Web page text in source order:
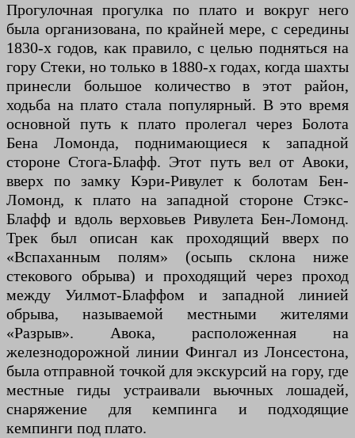
Прогулочная прогулка по плато и вокруг него
была организована, по крайней мере, с середины
1830-х годов, как правило, с целью подняться на
гору Стеки, но только в 1880-х годах, когда шахты
принесли большое количество в этот район,
ходьба на плато стала популярный. В это время
основной путь к плато пролегал через Болота
Бена Ломонда, поднимающиеся к западной
стороне Стога-Блафф. Этот путь вел от Авоки,
вверх по замку Кэри-Ривулет к болотам Бен-
Ломонд, к плато на западной стороне Стэкс-
Блафф и вдоль верховьев Ривулета Бен-Ломонд.
Трек был описан как проходящий вверх по
«Вспаханным полям» (осыпь склона ниже
стекового обрыва) и проходящий через проход
между Уилмот-Блаффом и западной линией
обрыва, называемой местными жителями
«Разрыв». Авока, расположенная на
железнодорожной линии Фингал из Лонсестона,
была отправной точкой для экскурсий на гору, где
местные гиды устраивали вьючных лошадей,
снаряжение для кемпинга и подходящие
кемпинги под плато.